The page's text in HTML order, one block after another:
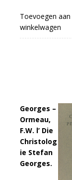
Toevoegen aan
winkelwagen
Georges –
Ormeau,
F.W. l’ Die
Christolog
ie Stefan
Georges.